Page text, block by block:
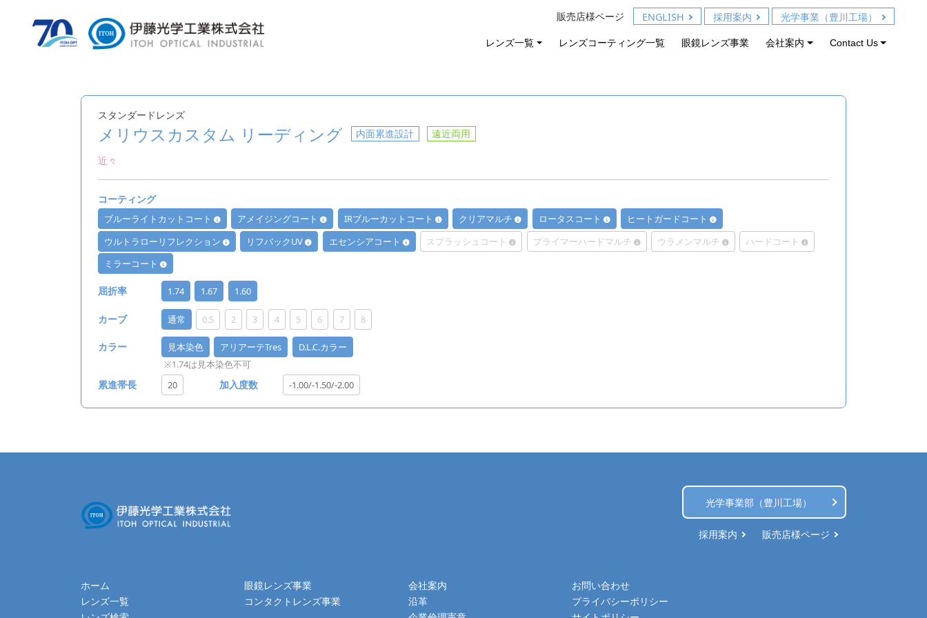
販売店様ページ ENGLISH 採用案内 光学事業（豊川工場）
レンズ一覧 レンズコーティング一覧 眼鏡レンズ事業 会社案内 Contact Us
スタンダードレンズ
メリウスカスタム リーディング 内面累進設計 遠近両用
近々
コーティング
ブルーライトカットコート アメイジングコート IRブルーカットコート クリアマルチ ロータスコート
ヒートガードコート
ウルトラローリフレクション
リフバックUV エセンシアコート スプラッシュコート プライマーハードマルチ ウラメンマルチ
ハードコート
ミラーコート
屈折率 1.74 1.67 1.60
カーブ 通常 0.5 2 3 4 5 6 7 8
カラー 見本染色 アリアーテTres
D.L.C.カラー
※1.74は見本染色不可
累進帯長 20 加入度数 -1.00/-1.50/-2.00
光学事業部（豊川工場）
採用案内 販売店様ページ
ホーム
レンズ一覧
眼鏡レンズ事業
コンタクトレンズ事業
会社案内
沿革
お問い合わせ
プライバシーポリシー